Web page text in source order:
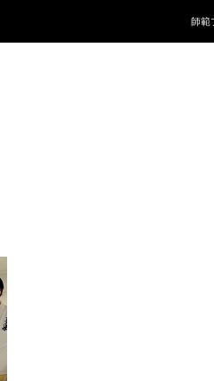
師範